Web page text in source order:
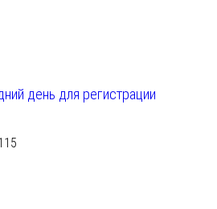
день для регистрации